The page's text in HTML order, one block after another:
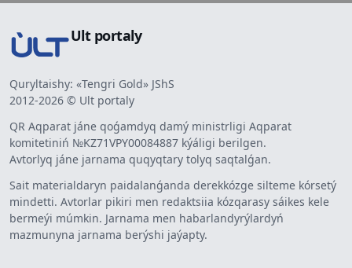
Ult portaly
Quryltaishy: «Tengri Gold» JShS
2012-2026 © Ult portaly
QR Aqparat jáne qoǵamdyq damý ministrligi Aqparat
komitetiniń №KZ71VPY00084887 kýáligi berilgen.
Avtorlyq jáne jarnama quqyqtary tolyq saqtalǵan.
Sait materialdaryn paidalanǵanda derekkózge silteme kórsetý
mindetti. Avtorlar pikiri men redaktsiia kózqarasy sáikes kele
bermeýi múmkin. Jarnama men habarlandyrýlardyń
mazmunyna jarnama berýshi jaýapty.